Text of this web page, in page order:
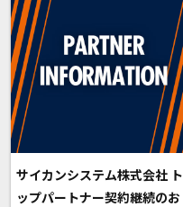
サイカンシステム株式会社 ト
ップパートナー契約継続のお